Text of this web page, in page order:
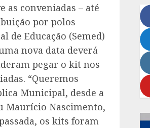
as conveniadas – até
por polos
de Educação (Semed)
nova data deverá
pegar o kit nos
“Queremos
Municipal, desde a
Maurício Nascimento,
os kits foram